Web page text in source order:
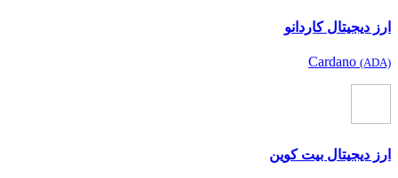
ارز دیجیتال کاردانو
Cardano (ADA)
ارز دیجیتال بیت کوین